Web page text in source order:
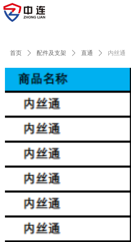
首页 ꄲ 配件及支架 ꄲ 直通 ꄲ 内丝通